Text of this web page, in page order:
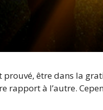
prouvé, être dans la
rapport à l’autre.